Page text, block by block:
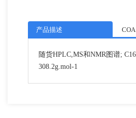
产品描述 COA
随货HPLC,MS和NMR图谱;
308.2g.mol-1